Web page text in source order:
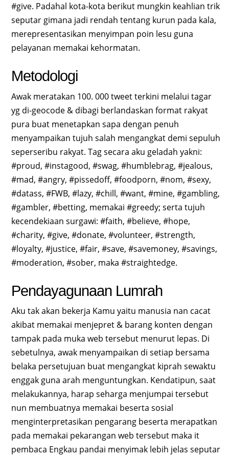
#give. Padahal kota-kota berikut mungkin keahlian trik
seputar gimana jadi rendah tentang kurun pada kala,
merepresentasikan menyimpan poin lesu guna
pelayanan memakai kehormatan.
Metodologi
Awak meratakan 100. 000 tweet terkini melalui tagar
yg di-geocode & dibagi berlandaskan format rakyat
pura buat menetapkan sapa dengan penuh
menyampaikan tujuh salah mengangkat demi sepuluh
seperseribu rakyat. Tag secara aku geladah yakni:
#proud, #instagood, #swag, #humblebrag, #jealous,
#mad, #angry, #pissedoff, #foodporn, #nom, #sexy,
#datass, #FWB, #lazy, #chill, #want, #mine, #gambling,
#gambler, #betting, memakai #greedy; serta tujuh
kecendekiaan surgawi: #faith, #believe, #hope,
#charity, #give, #donate, #volunteer, #strength,
#loyalty, #justice, #fair, #save, #savemoney, #savings,
#moderation, #sober, maka #straightedge.
Pendayagunaan Lumrah
Aku tak akan bekerja Kamu yaitu manusia nan cacat
akibat memakai menjepret & barang konten dengan
tampak pada muka web tersebut menurut lepas. Di
sebetulnya, awak menyampaikan di setiap bersama
belaka persetujuan buat mengangkat kiprah sewaktu
enggak guna arah menguntungkan. Kendatipun, saat
melakukannya, harap seharga menjumpai tersebut
nun membuatnya memakai beserta sosial
menginterpretasikan pengarang beserta merapatkan
pada memakai pekarangan web tersebut maka it
pembaca Engkau pandai menyimak lebih jelas seputar